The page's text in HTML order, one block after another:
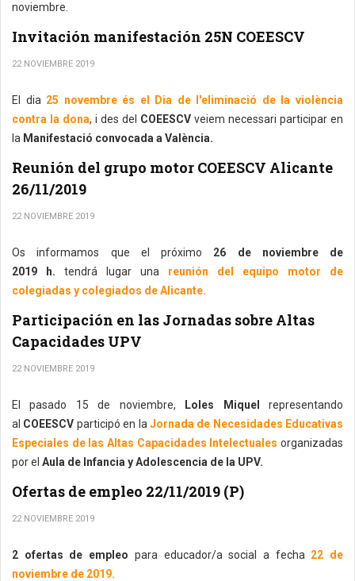
noviembre.
Invitación manifestación 25N COEESCV
22 NOVIEMBRE 2019
El dia 25 novembre és el Dia de l'eliminació de la violència
contra la dona, i des del COEESCV veiem necessari participar en
la Manifestació convocada a València.
Reunión del grupo motor COEESCV Alicante
26/11/2019
22 NOVIEMBRE 2019
Os informamos que el próximo 26 de noviembre de
2019 h. tendrá lugar una reunión del equipo motor de
colegiadas y colegiados de Alicante.
Participación en las Jornadas sobre Altas
Capacidades UPV
22 NOVIEMBRE 2019
El pasado 15 de noviembre, Loles Miquel
representando
al COEESCV participó en la Jornada de Necesidades Educativas
Especiales de las Altas Capacidades Intelectuales organizadas
por el Aula de Infancia y Adolescencia de la UPV.
Ofertas de empleo 22/11/2019 (P)
22 NOVIEMBRE 2019
2 ofertas de empleo para educador/a social a fecha 22 de
noviembre de 2019.